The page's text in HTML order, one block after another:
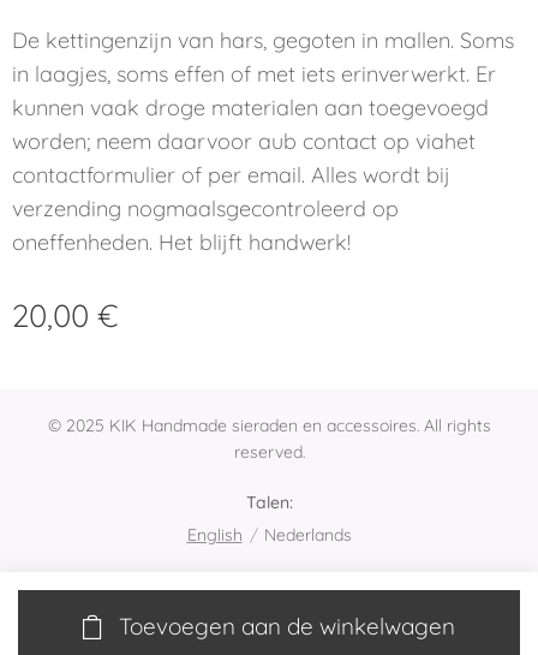
De kettingenzijn van hars, gegoten in mallen. Soms
in laagjes, soms effen of met iets erinverwerkt. Er
kunnen vaak droge materialen aan toegevoegd
worden; neem daarvoor aub contact op viahet
contactformulier of per email. Alles wordt bij
verzending nogmaalsgecontroleerd op
oneffenheden. Het blijft handwerk!
20,00 €
Toevoegen aan de winkelwagen
© 2025 KIK Handmade sieraden en accessoires. All rights
reserved.
Talen
English
Nederlands